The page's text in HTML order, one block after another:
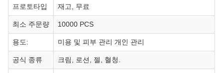
프로토타입 재고, 무료
최소 주문량 10000 PCS
용도: 미용 및 피부 관리 개인 관리
공식 종류 크림, 로션, 젤, 혈청.